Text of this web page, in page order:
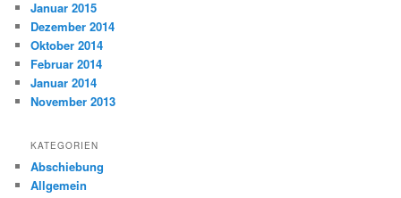
Januar 2015
Dezember 2014
Oktober 2014
Februar 2014
Januar 2014
November 2013
KATEGORIEN
Abschiebung
Allgemein